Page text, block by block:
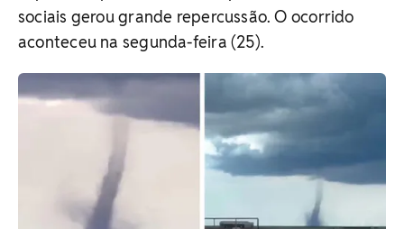
sociais gerou grande repercussão. O ocorrido
aconteceu na segunda-feira (25).